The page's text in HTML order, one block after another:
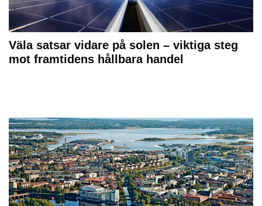
Väla satsar vidare på solen – viktiga steg
mot framtidens hållbara handel